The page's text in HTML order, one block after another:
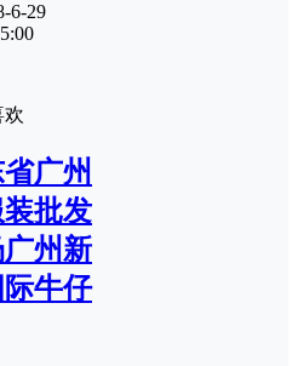
6-29
欢
广州
批发
州新
牛仔